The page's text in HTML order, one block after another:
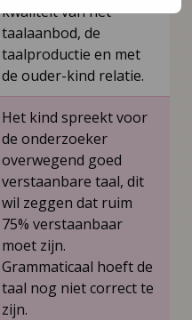
kwaliteit van het
taalaanbod, de
taalproductie en met
de ouder-­kind relatie.
Het kind spreekt voor
de onderzoeker
overwegend goed
verstaanbare taal, dit
wil zeggen dat ruim
75% verstaanbaar
moet zijn.
Grammaticaal hoeft de
taal nog niet correct te
zijn.